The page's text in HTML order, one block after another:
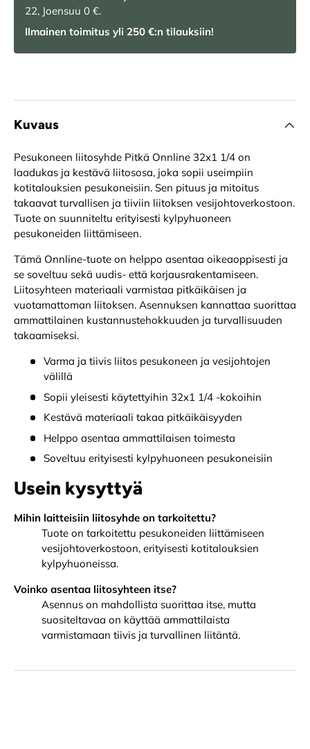
22, Joensuu 0 €.
Ilmainen toimitus yli 250 €:n tilauksiin!
Kuvaus
Pesukoneen liitosyhde Pitkä Onnline 32x1 1/4 on
laadukas ja kestävä liitososa, joka sopii useimpiin
kotitalouksien pesukoneisiin. Sen pituus ja mitoitus
takaavat turvallisen ja tiiviin liitoksen vesijohtoverkostoon.
Tuote on suunniteltu erityisesti kylpyhuoneen
pesukoneiden liittämiseen.
Tämä Onnline-tuote on helppo asentaa oikeaoppisesti ja
se soveltuu sekä uudis- että korjausrakentamiseen.
Liitosyhteen materiaali varmistaa pitkäikäisen ja
vuotamattoman liitoksen. Asennuksen kannattaa suorittaa
ammattilainen kustannustehokkuuden ja turvallisuuden
takaamiseksi.
Varma ja tiivis liitos pesukoneen ja vesijohtojen
välillä
Sopii yleisesti käytettyihin 32x1 1/4 -kokoihin
Kestävä materiaali takaa pitkäikäisyyden
Helppo asentaa ammattilaisen toimesta
Soveltuu erityisesti kylpyhuoneen pesukoneisiin
Usein kysyttyä
Mihin laitteisiin liitosyhde on tarkoitettu?
Tuote on tarkoitettu pesukoneiden liittämiseen
vesijohtoverkostoon, erityisesti kotitalouksien
kylpyhuoneissa.
Voinko asentaa liitosyhteen itse?
Asennus on mahdollista suorittaa itse, mutta
suositeltavaa on käyttää ammattilaista
varmistamaan tiivis ja turvallinen liitäntä.